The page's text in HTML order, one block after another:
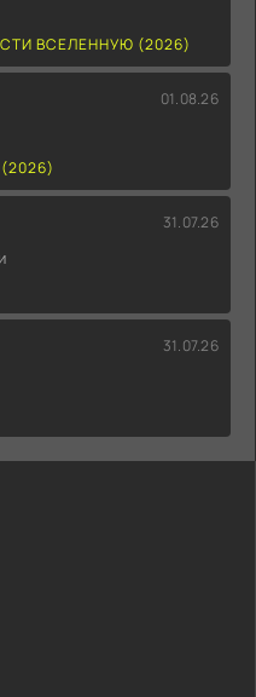
ВСЕЛЕННУЮ (2026)
01.08.26
31.07.26
31.07.26